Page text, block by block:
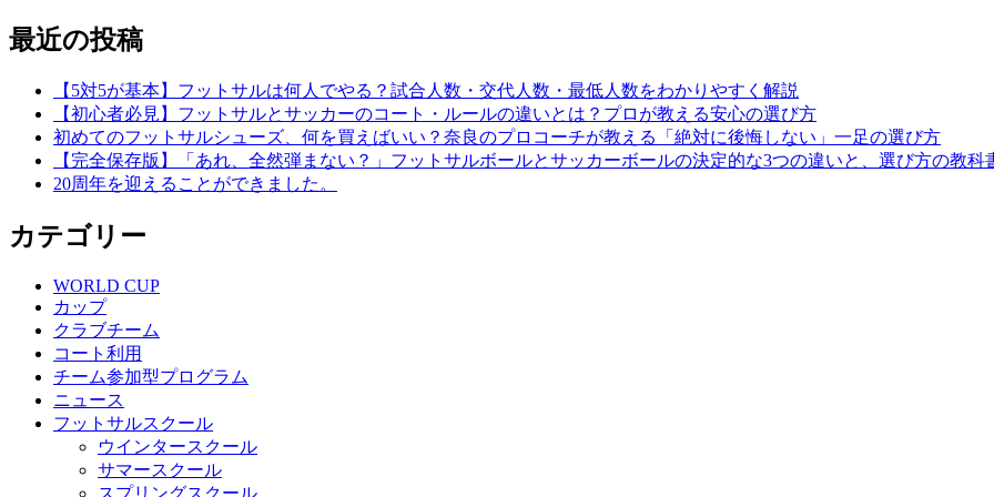
最近の投稿
【5対5が基本】フットサルは何人でやる？試合人数・交代人数・最低人数をわかりやすく解説
【初心者必見】フットサルとサッカーのコート・ルールの違いとは？プロが教える安心の選び方
初めてのフットサルシューズ、何を買えばいい？奈良のプロコーチが教える「絶対に後悔しない」一足の選び方
【完全保存版】「あれ、全然弾まない？」フットサルボールとサッカーボールの決定的な3つの違いと、選び方の教科
20周年を迎えることができました。
カテゴリー
WORLD CUP
カップ
クラブチーム
コート利用
チーム参加型プログラム
ニュース
フットサルスクール
ウインタースクール
サマースクール
スプリングスクール